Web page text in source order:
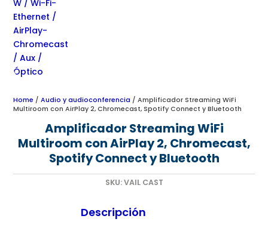
Home /Audio y audioconferencia / Amplificador Streaming WiFi
Multiroom con AirPlay 2, Chromecast, Spotify Connect y Bluetooth
Amplificador Streaming WiFi
Multiroom con AirPlay 2, Chromecast,
Spotify Connect y Bluetooth
SKU:VAIL CAST
Descripción